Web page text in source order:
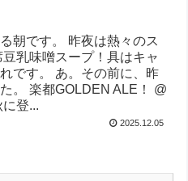
朝です。 昨夜は熱々のス
乳味噌スープ！具はキャ
です。 あ。その前に、昨
。 楽都GOLDEN ALE！ @
登...
2025.12.05